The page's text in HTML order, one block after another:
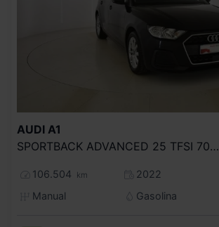
AUDI A1
SPORTBACK ADVANCED 25 TFSI 70KW (95CV)
106.504 km
2022
Manual
Gasolina